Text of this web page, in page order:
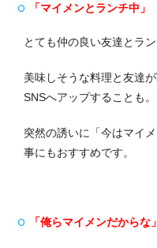
「マイメンとランチ中」
とても仲の良い友達とラ
美味しそうな料理と友達
SNSへアップすることも。
突然の誘いに「今はマイ
事にもおすすめです。
「俺らマイメンだからな」